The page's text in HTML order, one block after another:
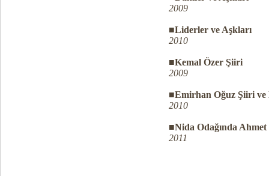
2009
■Liderler ve Aşkları
2010
■Kemal Özer Şiiri
2009
■Emirhan Oğuz Şiiri ve
2010
■Nida Odağında
2011